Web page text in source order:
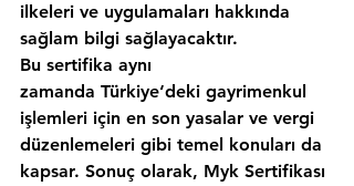
ilkeleri ve uygulamaları hakkında
sağlam bilgi sağlayacaktır.
Bu sertifika aynı
zamanda Türkiye‘deki gayrimenkul
işlemleri için en son yasalar ve vergi
düzenlemeleri gibi temel konuları da
kapsar. Sonuç olarak, Myk Sertifikası